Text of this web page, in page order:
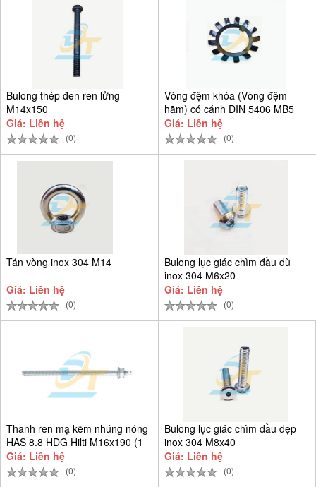
Bulong thép đen ren lửng
M14x150
Giá: Liên hệ
(0)
Vòng đệm khóa (Vòng đệm
hãm) có cánh DIN 5406 MB5
D25
Giá: Liên hệ
(0)
Tán vòng inox 304 M14
Giá: Liên hệ
(0)
Bulong lục giác chìm đầu dù
inox 304 M6x20
Giá: Liên hệ
(0)
Thanh ren mạ kẽm nhúng nóng
HAS 8.8 HDG Hilti M16x190 (1
Giá: Liên hệ
(0)
Bulong lục giác chìm đầu dẹp
inox 304 M8x40
Giá: Liên hệ
(0)